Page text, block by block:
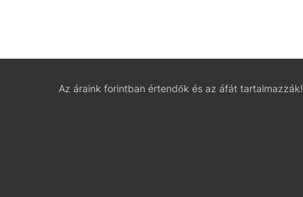
Az áraink forintban értendők és az áfát tartalmazzák!